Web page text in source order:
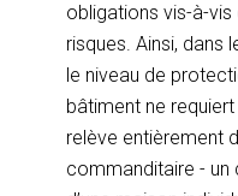
obligations vis-à-
risques. Ainsi, dans
le niveau de
bâtiment ne
relève entièrement
commanditaire - un